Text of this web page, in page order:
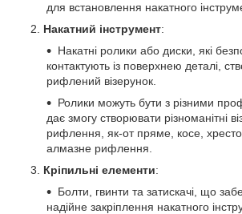
для встановлення накатного
Накатний інструмент:
Накатні ролики або диски, які
контактують із поверхнею деталі,
рифлений візерунок.
Ролики можуть бути з різними
дає змогу створювати різноманітні
рифлення, як-от пряме, косе,
алмазне рифлення.
Кріпильні елементи:
Болти, гвинти та затискачі, що
надійне закріплення накатного